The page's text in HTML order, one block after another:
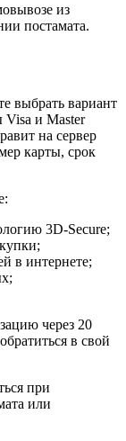
из
постамата.
выбрать вариант
и Master
на сервер
карты, срок
3D-Secure;
в интернете;
через 20
в свой
при
или